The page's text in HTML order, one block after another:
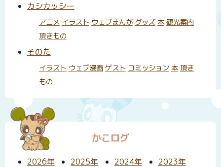
カシカッシー
アニメ イラスト ウェブまんが グッズ 本 観光案内
頂きもの
そのた
イラスト ウェブ漫画 ゲスト コミッション 本 頂き
もの
かこログ
2026年 2025年 2024年 2023年